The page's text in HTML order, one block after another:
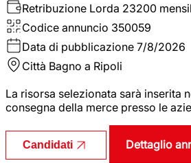
Retribuzione Lorda 23200
Codice annuncio 350059
Data di pubblicazione 7/8/2026
Città Bagno a Ripoli
La risorsa selezionata sarà
consegna della merce presso le
Candidati Dettaglio